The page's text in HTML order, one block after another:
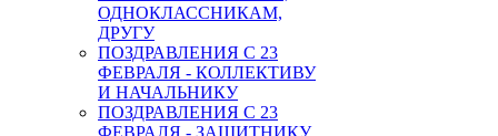
ОДНОКЛАССНИКАМ,
ДРУГУ
ПОЗДРАВЛЕНИЯ С 23
ФЕВРАЛЯ - КОЛЛЕКТИВУ
И НАЧАЛЬНИКУ
ПОЗДРАВЛЕНИЯ С 23
ФЕВРАЛЯ - ЗАЩИТНИКУ